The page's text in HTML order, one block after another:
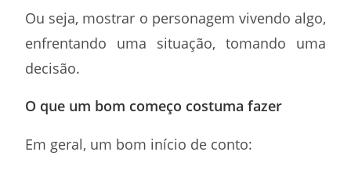
Ou seja, mostrar o personagem vivendo algo,
enfrentando uma situação, tomando uma
decisão.
O que um bom começo costuma fazer
Em geral, um bom início de conto: